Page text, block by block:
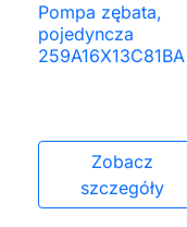
Pompa zębata,
pojedyncza
259A16X13C81BA
Zobacz
szczegóły